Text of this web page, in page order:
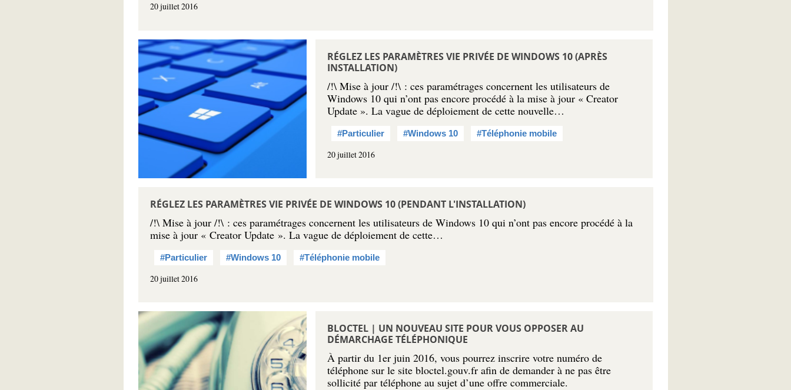
20 juillet 2016
RÉGLEZ LES PARAMÈTRES VIE PRIVÉE DE WINDOWS 10 (APRÈS
INSTALLATION)
/!\ Mise à jour /!\ : ces paramétrages concernent les utilisateurs de
Windows 10 qui n’ont pas encore procédé à la mise à jour « Creator
Update ». La vague de déploiement de cette nouvelle…
#Particulier #Windows 10 #Téléphonie mobile
20 juillet 2016
RÉGLEZ LES PARAMÈTRES VIE PRIVÉE DE WINDOWS 10 (PENDANT L'INSTALLATION)
/!\ Mise à jour /!\ : ces paramétrages concernent les utilisateurs de Windows 10 qui n’ont pas encore procédé à la
mise à jour « Creator Update ». La vague de déploiement de cette…
#Particulier #Windows 10 #Téléphonie mobile
20 juillet 2016
BLOCTEL | UN NOUVEAU SITE POUR VOUS OPPOSER AU
DÉMARCHAGE TÉLÉPHONIQUE
À partir du 1er juin 2016, vous pourrez inscrire votre numéro de
téléphone sur le site bloctel.gouv.fr afin de demander à ne pas être
sollicité par téléphone au sujet d’une offre commerciale.